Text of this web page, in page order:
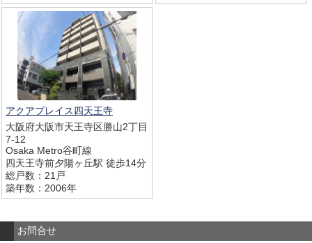
アクアプレイス四天王寺
大阪府大阪市天王寺区勝山2丁目
7-12
Osaka Metro谷町線
四天王寺前夕陽ヶ丘駅 徒歩14分
総戸数：21戸
築年数：2006年
お問合せ